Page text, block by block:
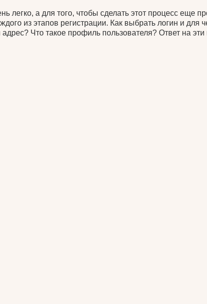
легко, а для того, чтобы сделать этот процесс
из этапов регистрации. Как выбрать логин и
Что такое профиль пользователя? Ответ на